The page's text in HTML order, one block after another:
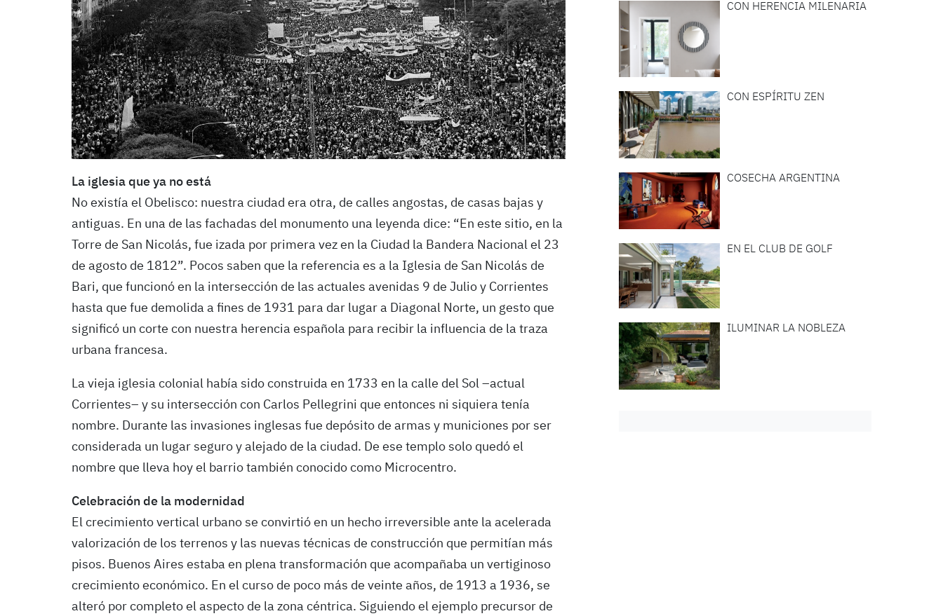
La iglesia que ya no está
No existía el Obelisco: nuestra ciudad era otra, de calles angostas, de casas bajas y
antiguas. En una de las fachadas del monumento una leyenda dice: “En este sitio, en la
Torre de San Nicolás, fue izada por primera vez en la Ciudad la Bandera Nacional el 23
de agosto de 1812”. Pocos saben que la referencia es a la Iglesia de San Nicolás de
Bari, que funcionó en la intersección de las actuales avenidas 9 de Julio y Corrientes
hasta que fue demolida a fines de 1931 para dar lugar a Diagonal Norte, un gesto que
significó un corte con nuestra herencia española para recibir la influencia de la traza
urbana francesa.
La vieja iglesia colonial había sido construida en 1733 en la calle del Sol –actual
Corrientes– y su intersección con Carlos Pellegrini que entonces ni siquiera tenía
nombre. Durante las invasiones inglesas fue depósito de armas y municiones por ser
considerada un lugar seguro y alejado de la ciudad. De ese templo solo quedó el
nombre que lleva hoy el barrio también conocido como Microcentro.
Celebración de la modernidad
El crecimiento vertical urbano se convirtió en un hecho irreversible ante la acelerada
valorización de los terrenos y las nuevas técnicas de construcción que permitían más
pisos. Buenos Aires estaba en plena transformación que acompañaba un vertiginoso
crecimiento económico. En el curso de poco más de veinte años, de 1913 a 1936, se
alteró por completo el aspecto de la zona céntrica. Siguiendo el ejemplo precursor de
CON HERENCIA MILENARIA
CON ESPÍRITU ZEN
COSECHA ARGENTINA
EN EL CLUB DE GOLF
ILUMINAR LA NOBLEZA